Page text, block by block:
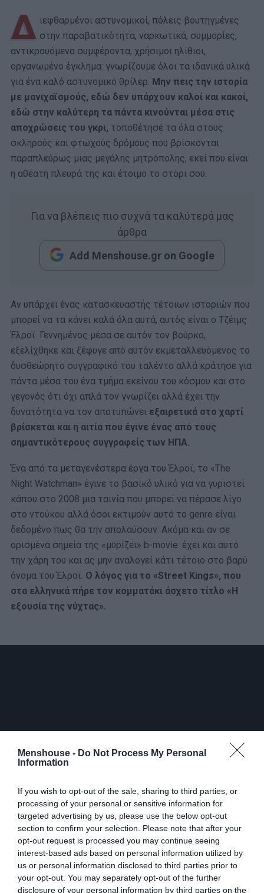
Menshouse - Do Not Process My Personal
Information
If you wish to opt-out of the sale, sharing to third parties, or
processing of your personal or sensitive information for
targeted advertising by us, please use the below opt-out
section to confirm your selection. Please note that after your
opt-out request is processed you may continue seeing
interest-based ads based on personal information utilized by
us or personal information disclosed to third parties prior to
your opt-out. You may separately opt-out of the further
disclosure of your personal information by third parties on the
Δ ιεφθαρμένοι αστυνομικοί, πόλεις βουτηγμένες
στην παραβατικότητα, ναρκωτικά, συμμορίες,
αντικρουόμενα συμφέροντα, χρήσιμοι ηλίθιοι,
οργανωμένο έγκλημα: γνωρίζουμε όλοι τα ιδανικά υλικά
για ένα καλό αστυνομικό θρίλερ. Μην πεις την ιστορία
με μανιχαϊσμούς, εδώ δεν υπάρχουν καλοί και κακοί,
εδώ στην καλύτερη τα πάντα κινούνται μέσα στις
αποχρώσεις του γκρι, τοποθέτησέ τα όλα στους
σκληρούς και φτωχούς δρόμους που βρίσκονται
παραπλεύρως μιας μεγάλης μητρόπολης, εκεί που είναι
η αθέατη πλευρά της και έτοιμο το στόρι σου.
Για να βλέπεις πιο συχνά τα καλύτερά μας
άρθρα
Add Menshouse.gr on Google
Αν υπάρχει ένας κατασκευαστής τέτοιων ιστοριών που
μπορεί να τα κάνει καλά όλα αυτά, αυτός είναι ο Τζέιμς
Έλροϊ. Γεννημένος μέσα σε αυτόν τον βούρκο,
εξελίχθηκε και ξέφυγε από αυτόν εκμεταλλευόμενος το
δυσθεώρητο συγγραφικό του ταλέντο αλλά κράτησε για
πάντα μέσα του ένα τμήμα εκείνου του κόσμου και στο
γεγονός ότι όχι απλά τον γνωρίζει αλλά έχει την
δυνατότητα να τον αποτυπώνει εξαιρετικά στο χαρτί
βρίσκεται και η αιτία που έγινε ένας από τους
σημαντικότερους συγγραφείς των ΗΠΑ.
Ένα από τα μεταγενέστερα έργα του Έλροϊ, το «The
Night Watchman» έγινε το βασικό υλικό για να γυριστεί
κάπου στο 2008 μια ταινία που μπορεί να πέρασε λίγο
στο ντούκου αλλά όσοι εκτιμούν αυτό το genre είναι
δεδομένο πως θα την απολαύσουν. Ακόμα και αν σε
ορισμένα σημεία της «μυρίζει» b-movie: έχει και αυτό
την χάρη του και ας μην αναλογεί κάτι τέτοιο στο βαρύ
όνομα του Έλροϊ. Ο λόγος για το «Street Kings», που
στα ελληνικά πήρε τον κομματάκι άσχετο τίτλο «Η
εξουσία της νύχτας».
Οι Κιάνου Ριβς και Φόρεστ Γουιτάκερ ήταν ξεκάθαρα τα
μεγάλα ονόματα, ο Ντέιβιντ Άγιερ στην σκηνοθετική
καρέκλα ήταν δεδομένο πως ξέρει πολύ καλά να φέρνει
εις πέρας τέτοιου τύπου project, ο Κρις Έβανς μπορεί να